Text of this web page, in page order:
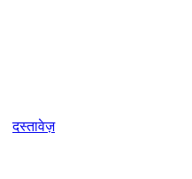
दस्तावेज़